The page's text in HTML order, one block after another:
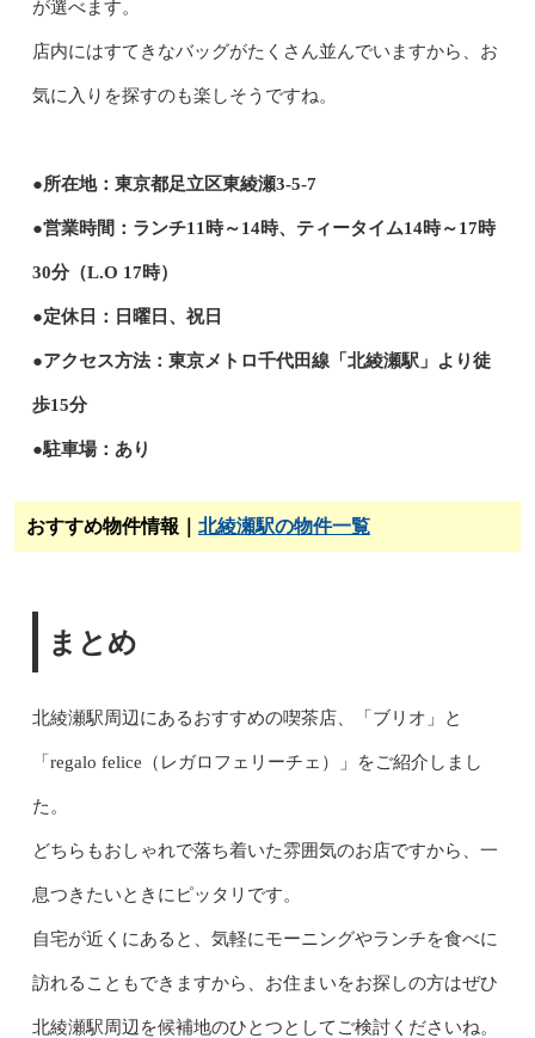
が選べます。
店内にはすてきなバッグがたくさん並んでいますから、お
気に入りを探すのも楽しそうですね。
●所在地：東京都足立区東綾瀬3-5-7
●営業時間：ランチ11時～14時、ティータイム14時～17時
30分（L.O 17時）
●定休日：日曜日、祝日
●アクセス方法：東京メトロ千代田線「北綾瀬駅」より徒
歩15分
●駐車場：あり
おすすめ物件情報｜ 北綾瀬駅の物件一覧
まとめ
北綾瀬駅周辺にあるおすすめの喫茶店、「ブリオ」と
「regalo felice（レガロフェリーチェ）」をご紹介しまし
た。
どちらもおしゃれで落ち着いた雰囲気のお店ですから、一
息つきたいときにピッタリです。
自宅が近くにあると、気軽にモーニングやランチを食べに
訪れることもできますから、お住まいをお探しの方はぜひ
北綾瀬駅周辺を候補地のひとつとしてご検討くださいね。